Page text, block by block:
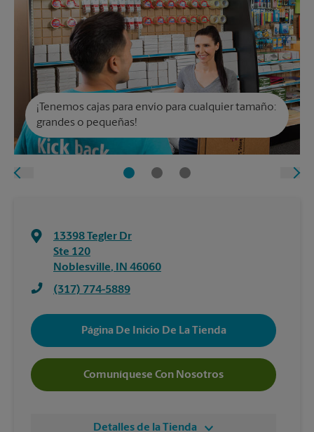
¡Tenemos cajas para envío para cualquier tamaño:
grandes o pequeñas!
13398 Tegler Dr
Ste 120
Noblesville, IN 46060
(317) 774-5889
Página De Inicio De La Tienda
Comuníquese Con Nosotros
Detalles de la Tienda